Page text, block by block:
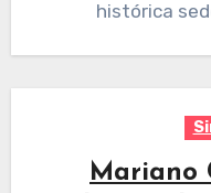
histórica
Mariano